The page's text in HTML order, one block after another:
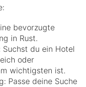
bevorzugte
in Rust.
du ein Hotel
oder
wichtigsten ist.
Passe deine Suche